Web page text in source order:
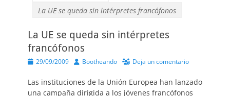
La UE se queda sin intérpretes francófonos
La UE se queda sin intérpretes
francófonos
Publicado
29/09/2009 AutorBootheando Deja un comentario
Las instituciones de la Unión Europea han lanzado
una campaña dirigida a los jóvenes francófonos